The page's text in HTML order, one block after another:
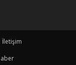
İletişim